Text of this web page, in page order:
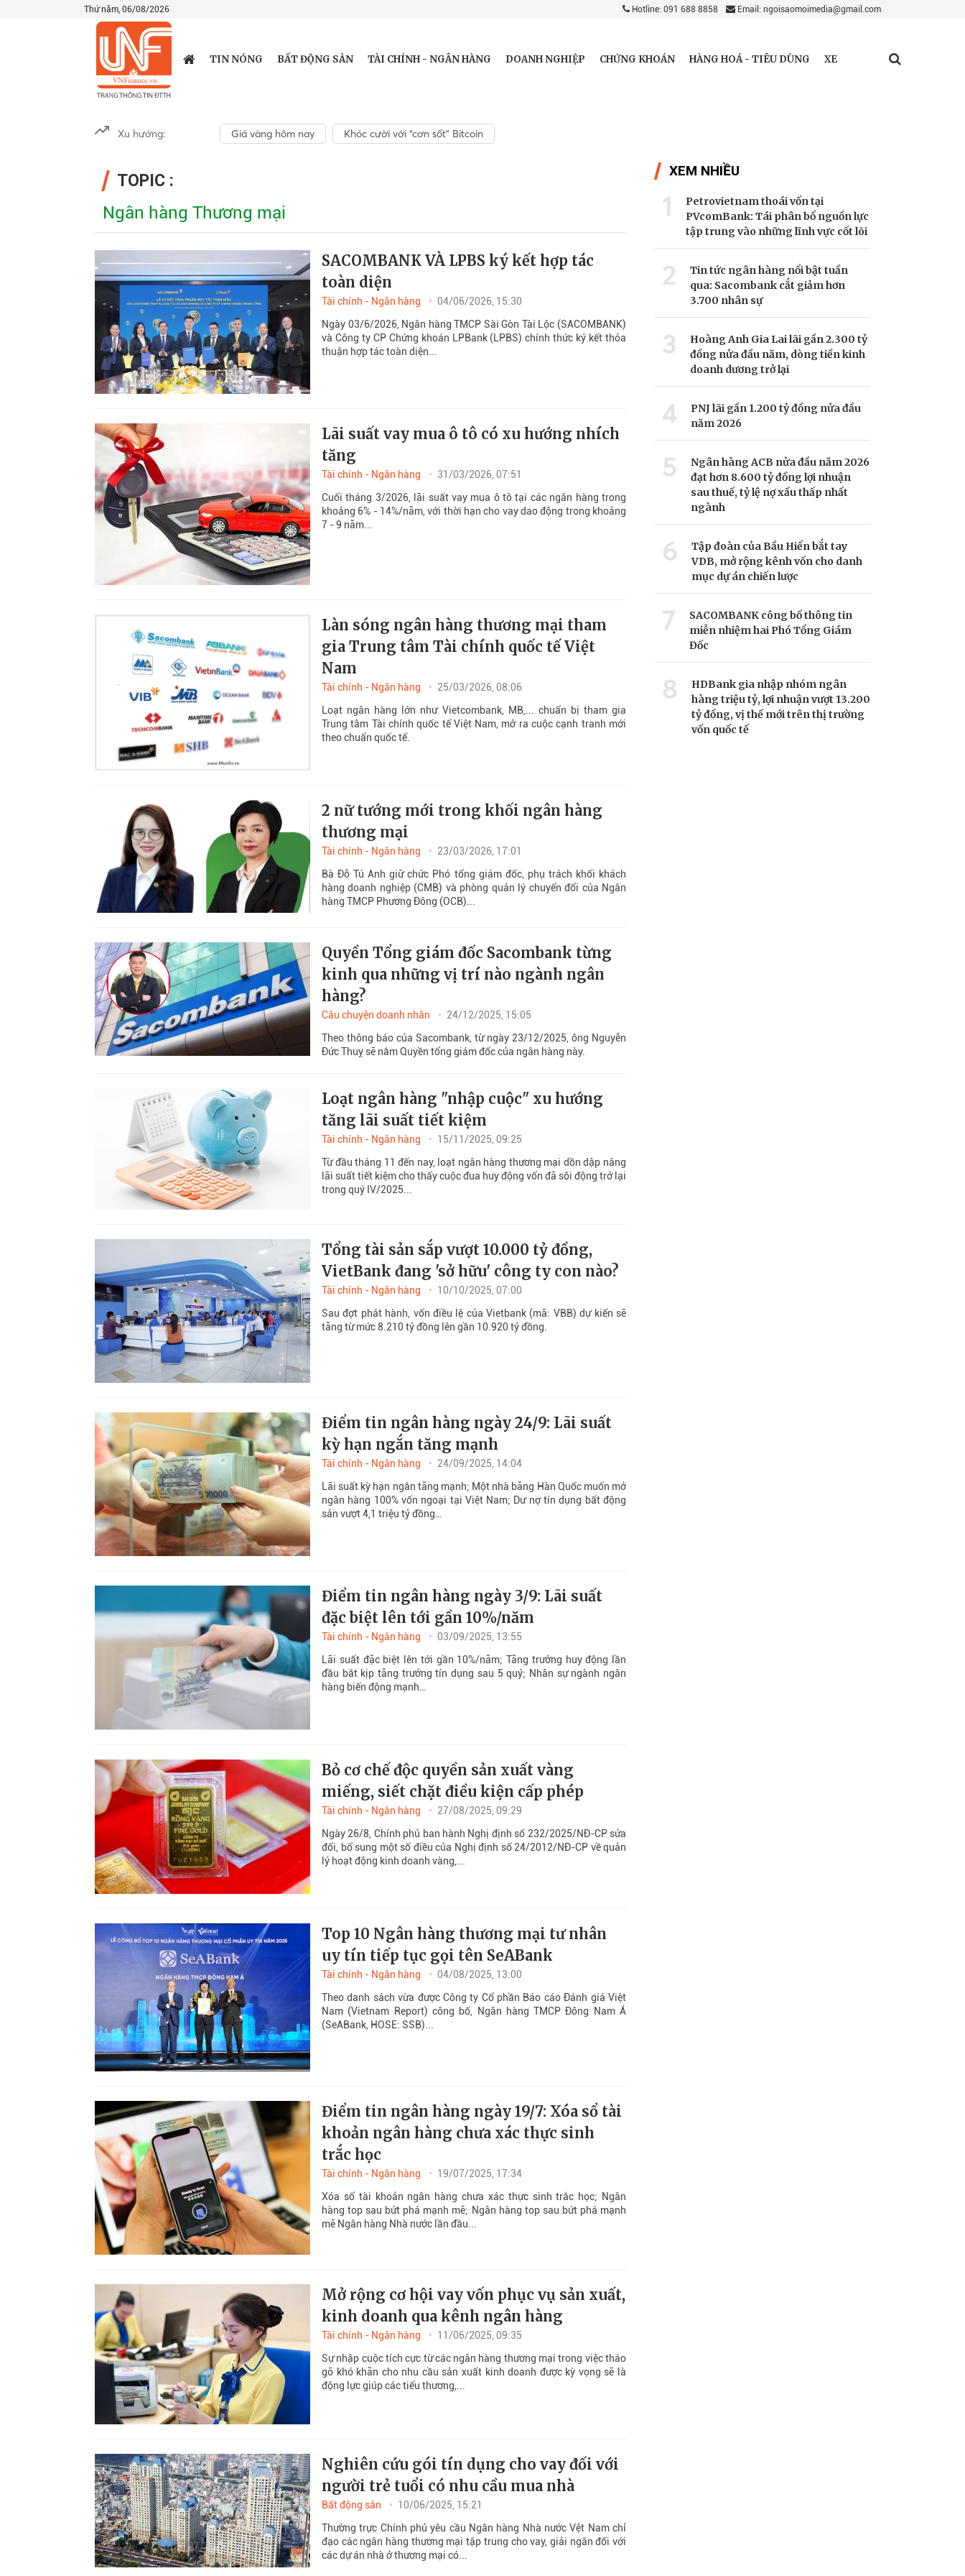
Thứ năm, 06/08/2026 Hotline: 091 688 8858 Email: ngoisaomoimedia@gmail.com
TIN NÓNG BẤT ĐỘNG SẢN TÀI CHÍNH - NGÂN HÀNG DOANH NGHIỆP CHỨNG KHOÁN HÀNG HOÁ - TIÊU DÙNG XE
Xu hướng: Giá vàng hôm nay Khóc cười với “cơn sốt” Bitcoin
TOPIC :
Ngân hàng Thương mại
SACOMBANK VÀ LPBS ký kết hợp tác
toàn diện
Tài chính - Ngân hàng
04/06/2026, 15:30
Ngày 03/6/2026, Ngân hàng TMCP Sài Gòn Tài Lộc (SACOMBANK)
và Công ty CP Chứng khoán LPBank (LPBS) chính thức ký kết thỏa
thuận hợp tác toàn diện...
Lãi suất vay mua ô tô có xu hướng nhích
tăng
Tài chính - Ngân hàng
31/03/2026, 07:51
Cuối tháng 3/2026, lãi suất vay mua ô tô tại các ngân hàng trong
khoảng 6% - 14%/năm, với thời hạn cho vay dao động trong khoảng
7 - 9 năm...
Làn sóng ngân hàng thương mại tham
gia Trung tâm Tài chính quốc tế Việt
Nam
Tài chính - Ngân hàng
25/03/2026, 08:06
Loạt ngân hàng lớn như Vietcombank, MB,... chuẩn bị tham gia
Trung tâm Tài chính quốc tế Việt Nam, mở ra cuộc cạnh tranh mới
theo chuẩn quốc tế.
2 nữ tướng mới trong khối ngân hàng
thương mại
Tài chính - Ngân hàng
23/03/2026, 17:01
Bà Đỗ Tú Anh giữ chức Phó tổng giám đốc, phụ trách khối khách
hàng doanh nghiệp (CMB) và phòng quản lý chuyển đổi của Ngân
hàng TMCP Phương Đông (OCB)...
Quyền Tổng giám đốc Sacombank từng
kinh qua những vị trí nào ngành ngân
hàng?
Câu chuyện doanh nhân
24/12/2025, 15:05
Theo thông báo của Sacombank, từ ngày 23/12/2025, ông Nguyễn
Đức Thuỵ sẽ nắm Quyền tổng giám đốc của ngân hàng này.
Loạt ngân hàng "nhập cuộc" xu hướng
tăng lãi suất tiết kiệm
Tài chính - Ngân hàng
15/11/2025, 09:25
Từ đầu tháng 11 đến nay, loạt ngân hàng thương mại dồn dập nâng
lãi suất tiết kiệm cho thấy cuộc đua huy động vốn đã sôi động trở lại
trong quý IV/2025...
Tổng tài sản sắp vượt 10.000 tỷ đồng,
VietBank đang 'sở hữu' công ty con nào?
Tài chính - Ngân hàng
10/10/2025, 07:00
Sau đợt phát hành, vốn điều lệ của Vietbank (mã: VBB) dự kiến sẽ
tăng từ mức 8.210 tỷ đồng lên gần 10.920 tỷ đồng.
Điểm tin ngân hàng ngày 24/9: Lãi suất
kỳ hạn ngắn tăng mạnh
Tài chính - Ngân hàng
24/09/2025, 14:04
Lãi suất kỳ hạn ngắn tăng mạnh; Một nhà băng Hàn Quốc muốn mở
ngân hàng 100% vốn ngoại tại Việt Nam; Dư nợ tín dụng bất động
sản vượt 4,1 triệu tỷ đồng…
Điểm tin ngân hàng ngày 3/9: Lãi suất
đặc biệt lên tới gần 10%/năm
Tài chính - Ngân hàng
03/09/2025, 13:55
Lãi suất đặc biệt lên tới gần 10%/năm; Tăng trưởng huy động lần
đầu bắt kịp tăng trưởng tín dụng sau 5 quý; Nhân sự ngành ngân
hàng biến động mạnh…
Bỏ cơ chế độc quyền sản xuất vàng
miếng, siết chặt điều kiện cấp phép
Tài chính - Ngân hàng
27/08/2025, 09:29
Ngày 26/8, Chính phủ ban hành Nghị định số 232/2025/NĐ-CP sửa
đổi, bổ sung một số điều của Nghị định số 24/2012/NĐ-CP về quản
lý hoạt động kinh doanh vàng,...
Top 10 Ngân hàng thương mại tư nhân
uy tín tiếp tục gọi tên SeABank
Tài chính - Ngân hàng
04/08/2025, 13:00
Theo danh sách vừa được Công ty Cổ phần Báo cáo Đánh giá Việt
Nam (Vietnam Report) công bố, Ngân hàng TMCP Đông Nam Á
(SeABank, HOSE: SSB)...
Điểm tin ngân hàng ngày 19/7: Xóa sổ tài
khoản ngân hàng chưa xác thực sinh
trắc học
Tài chính - Ngân hàng
19/07/2025, 17:34
Xóa sổ tài khoản ngân hàng chưa xác thực sinh trắc học; Ngân
hàng top sau bứt phá mạnh mẽ; Ngân hàng top sau bứt phá mạnh
mẽ Ngân hàng Nhà nước lần đầu...
Mở rộng cơ hội vay vốn phục vụ sản xuất,
kinh doanh qua kênh ngân hàng
Tài chính - Ngân hàng
11/06/2025, 09:35
Sự nhập cuộc tích cực từ các ngân hàng thương mại trong việc tháo
gỡ khó khăn cho nhu cầu sản xuất kinh doanh được kỳ vọng sẽ là
động lực giúp các tiểu thương,...
Nghiên cứu gói tín dụng cho vay đối với
người trẻ tuổi có nhu cầu mua nhà
Bất động sản
10/06/2025, 15:21
Thường trực Chính phủ yêu cầu Ngân hàng Nhà nước Vệt Nam chỉ
đạo các ngân hàng thương mại tập trung cho vay, giải ngân đối với
các dự án nhà ở thương mại có...
XEM NHIỀU
1
Petrovietnam thoái vốn tại
PVcomBank: Tái phân bổ nguồn lực
tập trung vào những lĩnh vực cốt lõi
2
Tin tức ngân hàng nổi bật tuần
qua: Sacombank cắt giảm hơn
3.700 nhân sự
3
Hoàng Anh Gia Lai lãi gần 2.300 tỷ
đồng nửa đầu năm, dòng tiền kinh
doanh dương trở lại
4
PNJ lãi gần 1.200 tỷ đồng nửa đầu
năm 2026
5
Ngân hàng ACB nửa đầu năm 2026
đạt hơn 8.600 tỷ đồng lợi nhuận
sau thuế, tỷ lệ nợ xấu thấp nhất
ngành
6
Tập đoàn của Bầu Hiển bắt tay
VDB, mở rộng kênh vốn cho danh
mục dự án chiến lược
7
SACOMBANK công bố thông tin
miễn nhiệm hai Phó Tổng Giám
Đốc
8
HDBank gia nhập nhóm ngân
hàng triệu tỷ, lợi nhuận vượt 13.200
tỷ đồng, vị thế mới trên thị trường
vốn quốc tế